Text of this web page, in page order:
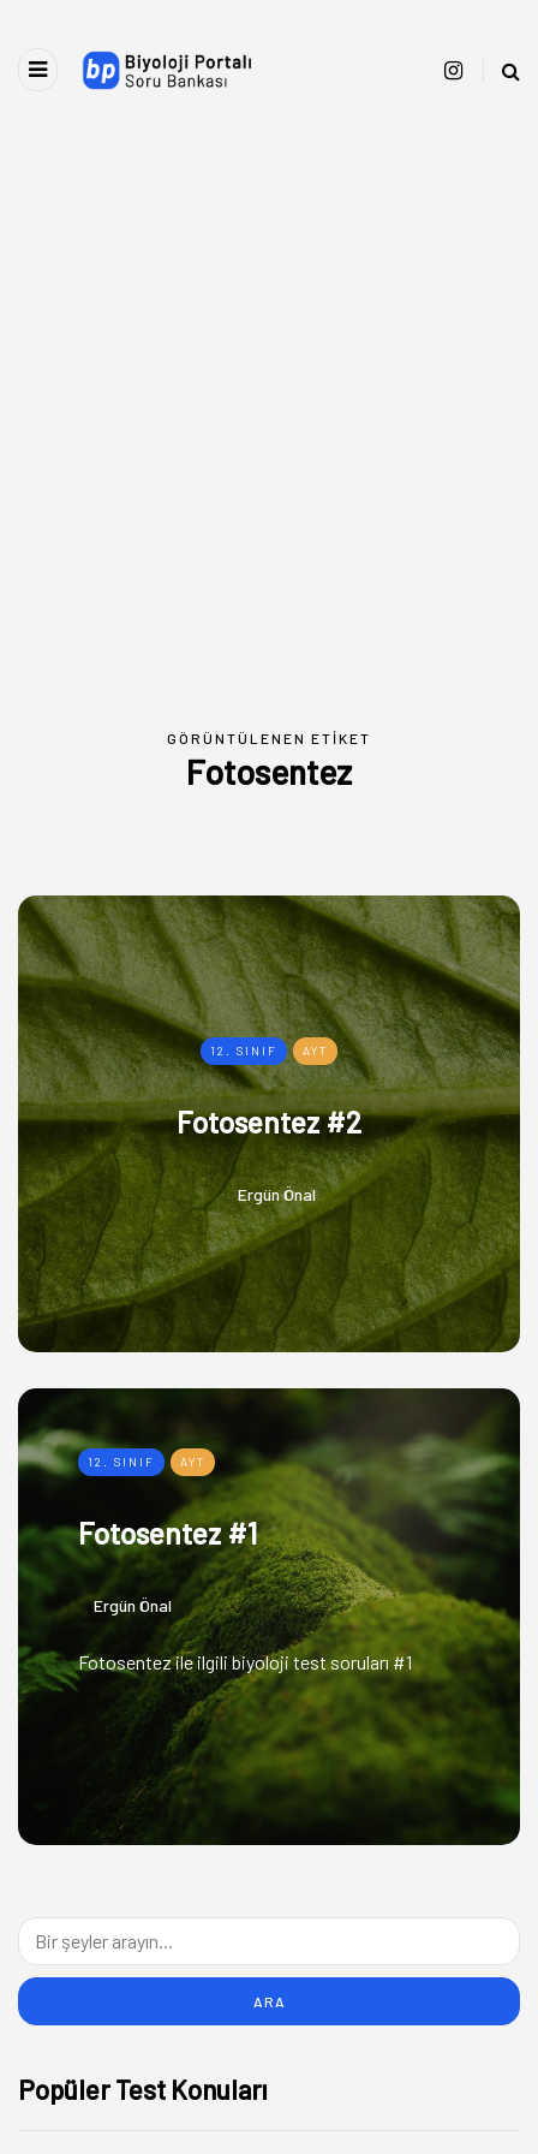
GÖRÜNTÜLENEN ETIKET
Fotosentez
12. SINIF AYT
Fotosentez #2
Ergün Önal
12. SINIF AYT
Fotosentez #1
Ergün Önal
Fotosentez ile ilgili biyoloji test soruları #1
Popüler Test Konuları